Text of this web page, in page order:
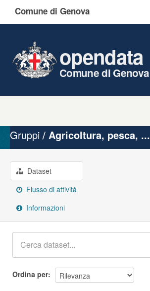
Comune di Genova
opendata
Comune di Genova
Organizzazioni
Gruppi
Informazioni
Gruppi Agricoltura, pesca, ...
Dataset
Flusso di attività
Informazioni
Ordina per